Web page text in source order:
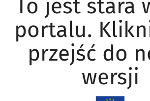
To jest stara
portalu.
przejść do
wersji